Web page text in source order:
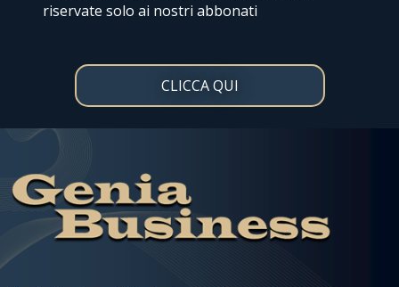
riservate solo ai nostri abbonati
CLICCA QUI